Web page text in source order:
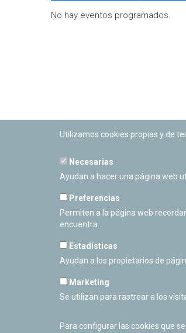
No hay eventos programados.
PLANETARIO DE PAMPLONA
Calle Sancho RamÃ­rez, s/n
Cerrado Temporalmente
Utilizamos cookies propias y de
Necesarias
Ayudan a hacer una página web
Preferencias
Permiten a la página web
encuentra.
Estadísticas
Ayudan a los propietarios de
Marketing
Se utilizan para rastrear a los
Para configurar las cookies que